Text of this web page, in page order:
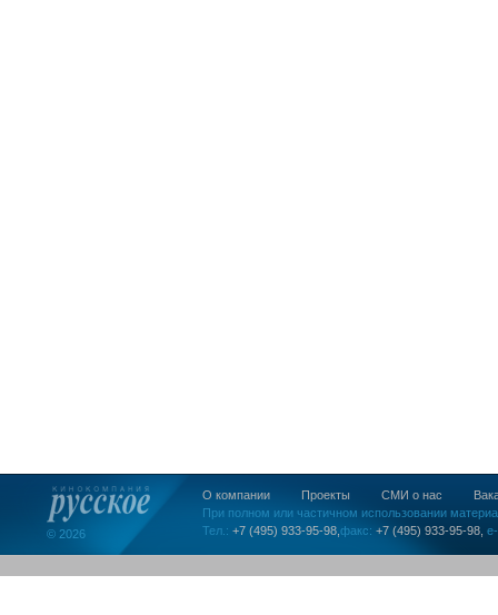
© 2026
О компании Проекты СМИ о нас
При полном или частичном использовании
Тел.: +7 (495) 933-95-98, факс: +7 (495) 933-95-98,